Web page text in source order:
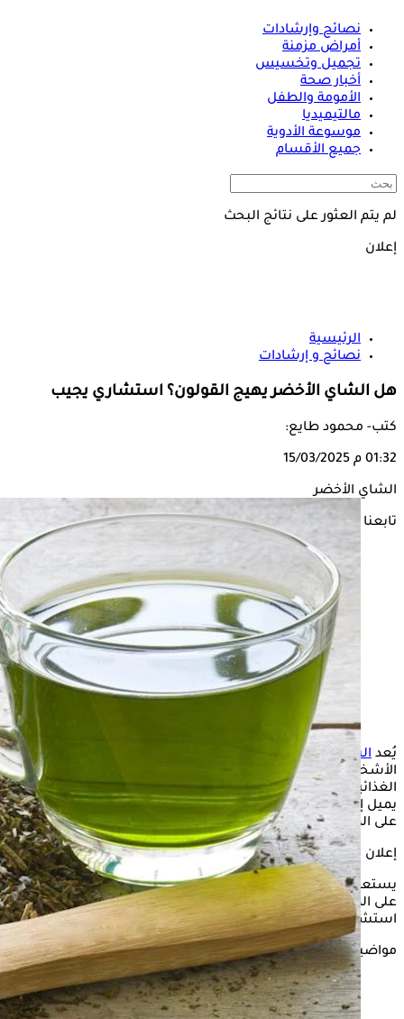
نصائح وإرشادات
أمراض مزمنة
تجميل وتخسيس
أخبار صحة
الأمومة والطفل
مالتيميديا
موسوعة الأدوية
جميع الأقسام
لم يتم العثور على نتائج البحث
إعلان
الرئيسية
نصائح و إرشادات
هل الشاي الأخضر يهيج القولون؟ استشاري يجيب
كتب- محمود طايع:
01:32 م 15/03/2025
الشاي الأخضر
تابعنا على
يُعد الشاي الأخضر
الأشخاص، ويفضل الكثير تناوله لاحتوائه على العديد من العناصر
الغذائية التي تدر نفعًا على الصحة، فضلًا عن مذاقه المتميز الذي
يميل إليه الكثير، وفي هذا الشأن يتسائل البعض عن تأثير تناوله
على المعدة وهل بيهيج القولون؟.
إعلان
يستعرض "الكونسلتو" في هذه السطور تأثير تناول الشاي الأخضر
على المعدة والقولون، وفقًا لما ذكرته الدكتورة غادة الصايغ
استشاري التغذية العلاجية وتغذية ما بعد جراحة السمنة.
مواضيع ذات صلة